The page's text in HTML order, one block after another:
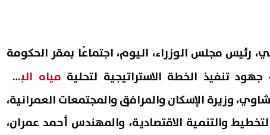
رئيس مجلس الوزراء، اليوم، اجتماعًا بمقر الحكومة
جهود تنفيذ الخطة الاستراتيجية لتحلية مياه البحر
وزيرة الإسكان والمرافق والمجتمعات العمرانية،
والتنمية الاقتصادية، والمهندس أحمد عمران،